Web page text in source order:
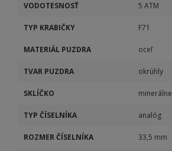
VODOTESNOSŤ 5 ATM
TYP KRABIČKY F71
MATERIÁL PUZDRA oceľ
TVAR PUZDRA okrúhly
SKLÍČKO minerálne
TYP ČÍSELNÍKA analóg
ROZMER ČÍSELNÍKA 33,5 mm